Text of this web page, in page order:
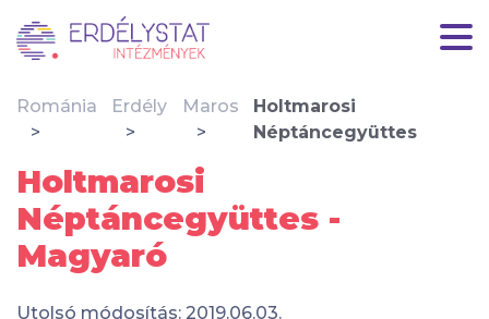
Románia Erdély Maros
Holtmarosi
Néptáncegyüttes
Holtmarosi
Néptáncegyüttes -
Magyaró
Utolsó módosítás: 2019.06.03.